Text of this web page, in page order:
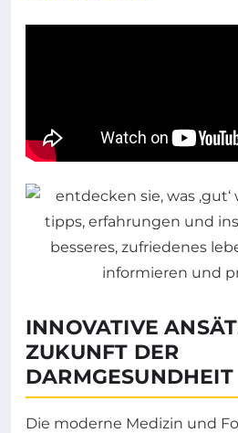
INNOVATIVE
ZUKUNFT DER
DARMGESUNDHEIT
Die moderne Medizin und